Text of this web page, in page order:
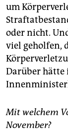
um
oder nicht.
viel geholfen,
Darüber hätte
Mit welchem
November?